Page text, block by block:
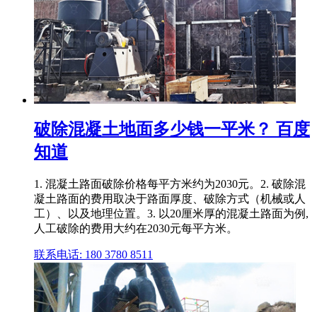
破除混凝土地面多少钱一平米？ 百度
知道
1. 混凝土路面破除价格每平方米约为2030元。2. 破除混
凝土路面的费用取决于路面厚度、破除方式（机械或人
工）、以及地理位置。3. 以20厘米厚的混凝土路面为例,
人工破除的费用大约在2030元每平方米。
联系电话: 180 3780 8511